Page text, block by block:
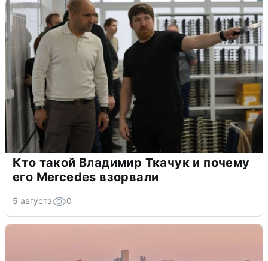
Кто такой Владимир Ткачук и почему
его Mercedes взорвали
5 августа 0